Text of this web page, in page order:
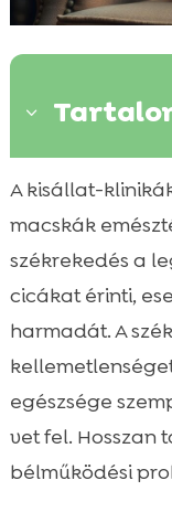
3
 Mi az a
hogyan

A macska
macska
Tünetek,
kívül
 Mikor
 Otthoni
A kisállat-
macskák
székrekedés a
cicákat érinti,
harmadát. A
egészsége
vet fel. Hosszan
bélműködési